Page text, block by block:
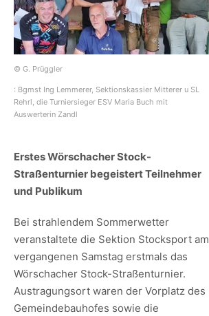
© G. Prüggler
: Bgmst Ing Lemmerer, Sektionskassier Mitterer u SL
Rehrl, die Turniersieger ESV Maria Buch mit
Auswerterin Zandl
Erstes Wörschacher Stock-
Straßenturnier begeistert Teilnehmer
und Publikum
Bei strahlendem Sommerwetter
veranstaltete die Sektion Stocksport am
vergangenen Samstag erstmals das
Wörschacher Stock-Straßenturnier.
Austragungsort waren der Vorplatz des
Gemeindebauhofes sowie die